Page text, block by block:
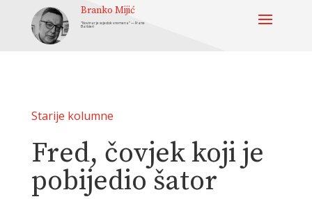
Branko Mijić
“Novinar je svjedok vremena” — Frane
Barbieri
Starije kolumne
Fred, čovjek koji je
pobijedio šator